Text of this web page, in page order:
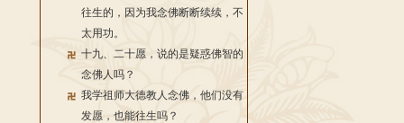
往生的，因为我念佛断断续续，不
太用功。
十九、二十愿，说的是疑惑佛智的
念佛人吗？
我学祖师大德教人念佛，他们没有
发愿，也能往生吗？